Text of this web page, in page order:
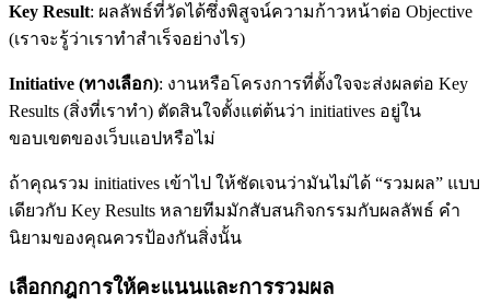
Key Result: ผลลัพธ์ที่วัดได้ซึ่งพิสูจน์ความก้าวหน้าต่อ Objective
(เราจะรู้ว่าเราทำสำเร็จอย่างไร)
Initiative (ทางเลือก): งานหรือโครงการที่ตั้งใจจะส่งผลต่อ Key
Results (สิ่งที่เราทำ) ตัดสินใจตั้งแต่ต้นว่า initiatives อยู่ใน
ขอบเขตของเว็บแอปหรือไม่
ถ้าคุณรวม initiatives เข้าไป ให้ชัดเจนว่ามันไม่ได้ “รวมผล” แบบ
เดียวกับ Key Results หลายทีมมักสับสนกิจกรรมกับผลลัพธ์ คำ
นิยามของคุณควรป้องกันสิ่งนั้น
เลือกกฎการให้คะแนนและการรวมผล